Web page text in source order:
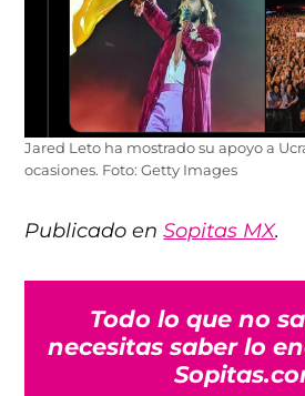
Jared Leto ha mostrado su apoyo a
ocasiones. Foto: Getty Images
Publicado enSopitas MX.
Todo lo que no
necesitas saber lo